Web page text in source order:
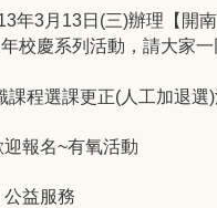
年3月13日(三)辦理【開
校慶系列活動，請大家一
課程選課更正(人工加退選
迎報名~有氧活動
公益服務